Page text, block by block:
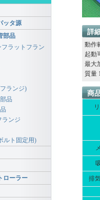
詳
動作
起動
最大
質量
商
排
ッタ源
部品
ラットフラン
ランジ)
品
ランジ
ルト固定用)
ローラー